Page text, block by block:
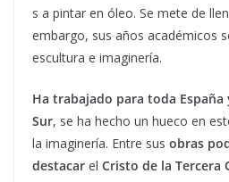
s a pintar en óleo. Se mete de
embargo, sus años académicos
escultura e imaginería.
Ha trabajado para toda
Sur, se ha hecho un hueco en
la imaginería. Entre sus obras
destacar el Cristo de la Tercera